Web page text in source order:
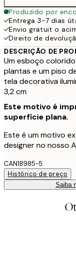
Produzido por
Entrega 3-7 dias
Envio gratuit o
Direito de
DESCRIÇÃO DE
Um esboço
plantas e um piso
tela decorativa
3,2 cm
Este motivo é
superfície plana.
Este é um motivo
designer no nosso
CAN18985-5
Histórico de preço
Saiba